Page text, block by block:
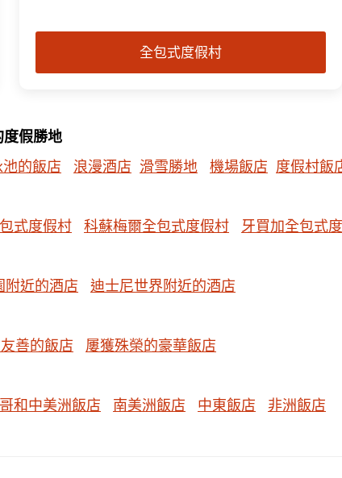
全包式度假村
假勝地
的飯店
浪漫酒店 滑雪勝地 機場飯店 度假村飯
式度假村 科蘇梅爾全包式度假村 牙買加全包式
附近的酒店 迪士尼世界附近的酒店
善的飯店 屢獲殊榮的豪華飯店
和中美洲飯店 南美洲飯店 中東飯店 非洲飯店